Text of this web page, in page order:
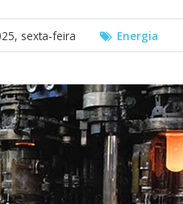
sexta-feira Energia